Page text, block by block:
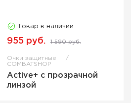
Товар в наличии
955 руб. 1 590 руб.
Очки защитные
COMBATSHOP
Active+ с прозрачной
линзой